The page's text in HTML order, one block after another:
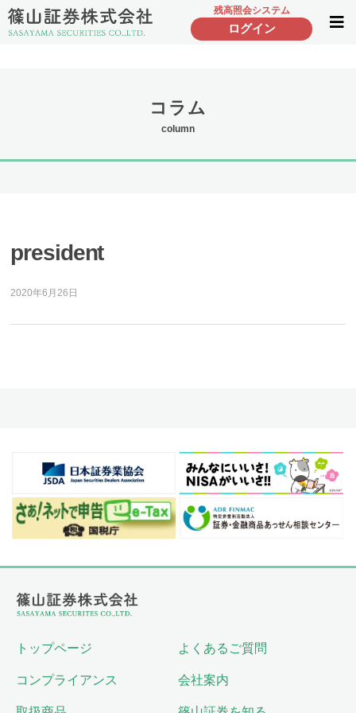
残高照会システム
ログイン
コラム
column
president
2020年6月26日
トップページ よくあるご質問
コンプライアンス 会社案内